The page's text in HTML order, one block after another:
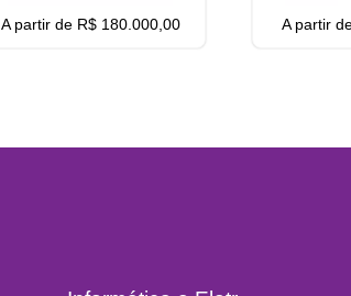
A partir de R$ 180.000,00 A partir